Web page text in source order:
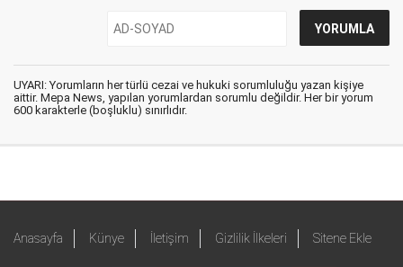
UYARI: Yorumların her türlü cezai ve hukuki sorumluluğu yazan kişiye
aittir. Mepa News, yapılan yorumlardan sorumlu değildir. Her bir yorum
600 karakterle (boşluklu) sınırlıdır.
Anasayfa Künye İletişim Gizlilik İlkeleri Sitene Ekle